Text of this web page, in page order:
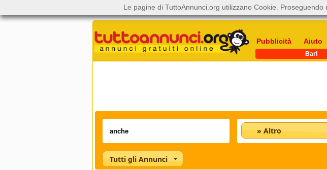
Pubblicità Aiuto
Bari
» Altro
Tutti gli Annunci
Le pagine di TuttoAnnunci.org utilizzano Cookie. Proseguendo